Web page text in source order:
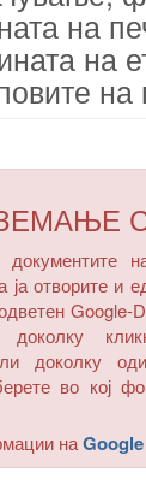
на
на
на
отворите и
доколку
доколку
во кој
на